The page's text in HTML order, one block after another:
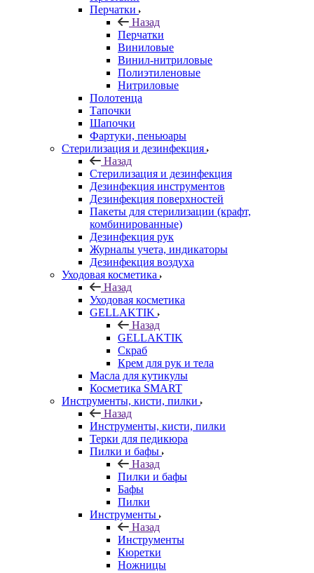
Перчатки
Назад
Перчатки
Виниловые
Винил-нитриловые
Полиэтиленовые
Нитриловые
Полотенца
Тапочки
Шапочки
Фартуки, пеньюары
Стерилизация и дезинфекция
Назад
Стерилизация и дезинфекция
Дезинфекция инструментов
Дезинфекция поверхностей
Пакеты для стерилизации (крафт,
комбинированные)
Дезинфекция рук
Журналы учета, индикаторы
Дезинфекция воздуха
Уходовая косметика
Назад
Уходовая косметика
GELLAKTIK
Назад
GELLAKTIK
Скраб
Крем для рук и тела
Масла для кутикулы
Косметика SMART
Инструменты, кисти, пилки
Назад
Инструменты, кисти, пилки
Терки для педикюра
Пилки и бафы
Назад
Пилки и бафы
Бафы
Пилки
Инструменты
Назад
Инструменты
Кюретки
Ножницы